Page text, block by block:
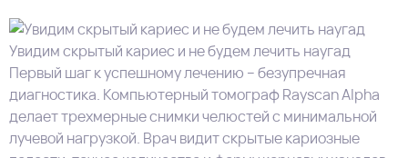
Увидим скрытый кариес и не будем лечить наугад
Первый шаг к успешному лечению – безупречная
диагностика. Компьютерный томограф Rayscan Alpha
делает трехмерные снимки челюстей с минимальной
лучевой нагрузкой. Врач видит скрытые кариозные